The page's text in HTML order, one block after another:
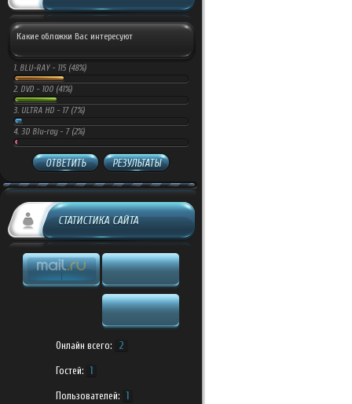
Какие обложки Вас интересуют
1. BLU-RAY - 115 (48%)
2. DVD - 100 (41%)
3. ULTRA HD - 17 (7%)
4. 3D Blu-ray - 7 (2%)
ОТВЕТИТЬ РЕЗУЛЬТАТЫ
СТАТИСТИКА САЙТА
Онлайн всего: 2
Гостей: 1
Пользователей: 1